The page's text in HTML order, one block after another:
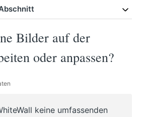
Bilder auf der
oder anpassen?
keine umfassenden